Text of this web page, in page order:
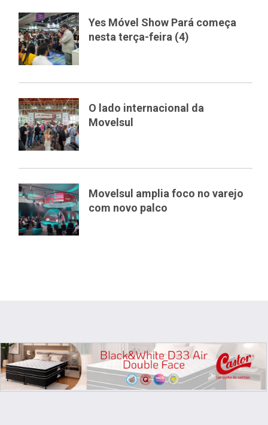
Yes Móvel Show Pará começa
nesta terça-feira (4)
O lado internacional da
Movelsul
Movelsul amplia foco no varejo
com novo palco